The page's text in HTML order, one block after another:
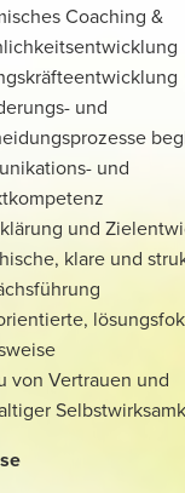
Coaching &
und
und
und
klare und
von Vertrauen und